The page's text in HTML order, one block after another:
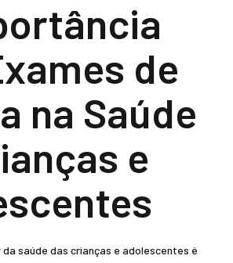
de
na Saúde
e
saúde das crianças e adolescentes é